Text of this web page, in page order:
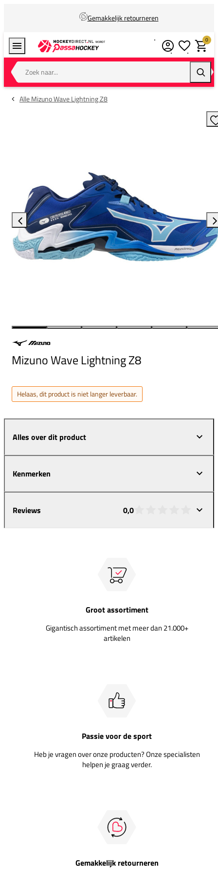
Gemakkelijk retourneren
Zoek naar...
0
Alle Mizuno Wave Lightning Z8
Mizuno Wave Lightning Z8
Helaas, dit product is niet langer leverbaar.
Alles over dit product
Kenmerken
Reviews 0,0
Groot assortiment
Gigantisch assortiment met meer dan 21.000+
artikelen
Passie voor de sport
Heb je vragen over onze producten? Onze specialisten
helpen je graag verder.
Gemakkelijk retourneren